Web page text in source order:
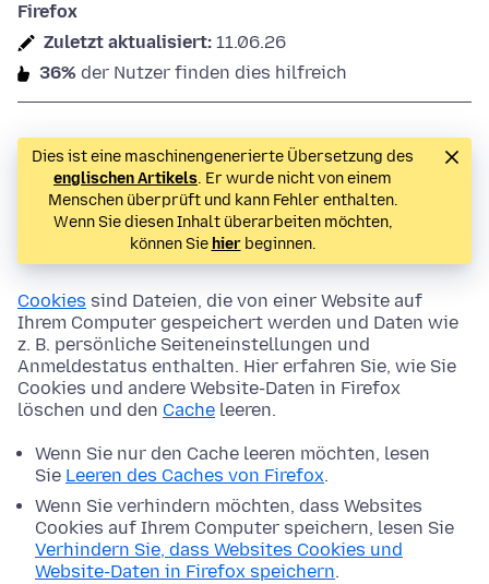
Firefox
Zuletzt aktualisiert: 11.06.26
36% der Nutzer finden dies hilfreich
Dies ist eine maschinengenerierte Übersetzung des
englischen Artikels. Er wurde nicht von einem
Menschen überprüft und kann Fehler enthalten.
Wenn Sie diesen Inhalt überarbeiten möchten,
können Sie hierbeginnen.
Cookies sind Dateien, die von einer Website auf
Ihrem Computer gespeichert werden und Daten wie
z. B. persönliche Seiteneinstellungen und
Anmeldestatus enthalten. Hier erfahren Sie, wie Sie
Cookies und andere Website-Daten in Firefox
löschen und den Cache leeren.
Wenn Sie nur den Cache leeren möchten, lesen
Sie Leeren des Caches von Firefox.
Wenn Sie verhindern möchten, dass Websites
Cookies auf Ihrem Computer speichern, lesen Sie
Verhindern Sie, dass Websites Cookies und
Website-Daten in Firefox speichern.